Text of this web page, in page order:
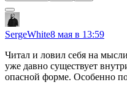
SergeWhite8 мая в 13:59
Читал и ловил себя на
уже давно существует
опасной форме. Особенно